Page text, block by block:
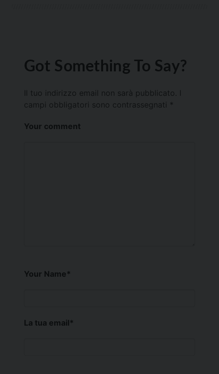
Got Something To Say?
Il tuo indirizzo email non sarà pubblicato.
campi obbligatori sono contrassegnati *
Your comment
Your Name*
La tua email*